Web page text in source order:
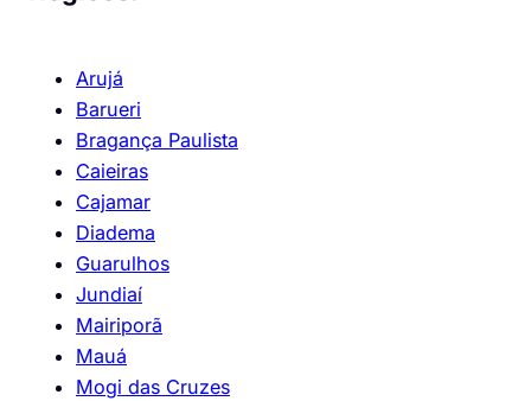
Arujá
Barueri
Bragança Paulista
Caieiras
Cajamar
Diadema
Guarulhos
Jundiaí
Mairiporã
Mauá
Mogi das Cruzes